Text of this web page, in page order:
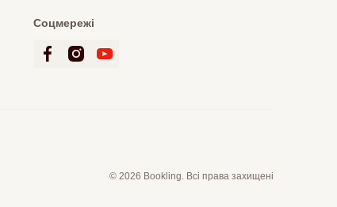
Соцмережі
© 2026 Bookling. Всі права захищені